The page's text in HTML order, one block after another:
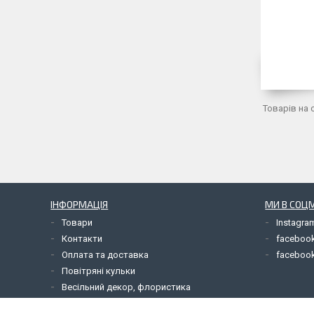
ІНФОРМАЦІЯ
Товари
Контакти
Оплата та доставка
Повітряні кульки
Весільний декор, флористика
МИ В